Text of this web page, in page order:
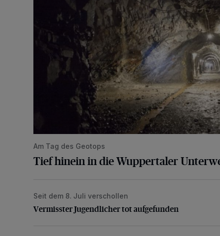
Am Tag des Geotops
Tief hinein in die Wuppertaler
Vermisster Jugendlicher tot aufgefunden
Seit dem 8. Juli verschollen
Vermisster Jugendlicher tot aufgefunden